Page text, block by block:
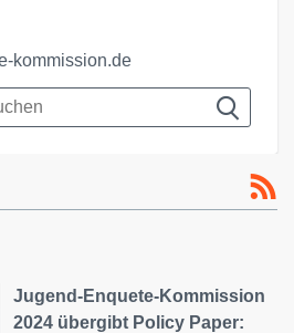
kommission.de
Jugend-Enquete-Kommission
2024 übergibt Policy Paper: